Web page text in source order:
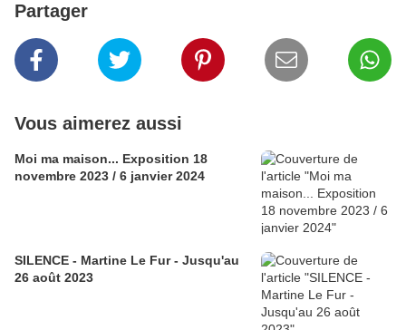
Partager
Vous aimerez aussi
Moi ma maison... Exposition 18
novembre 2023 / 6 janvier 2024
SILENCE - Martine Le Fur - Jusqu'au
26 août 2023